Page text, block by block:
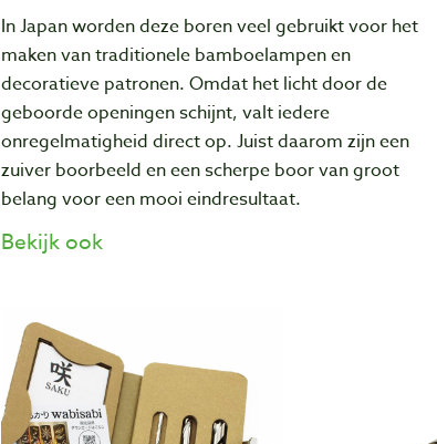
In Japan worden deze boren veel gebruikt voor het
maken van traditionele bamboelampen en
decoratieve patronen. Omdat het licht door de
geboorde openingen schijnt, valt iedere
onregelmatigheid direct op. Juist daarom zijn een
zuiver boorbeeld en een scherpe boor van groot
belang voor een mooi eindresultaat.
Bekijk ook